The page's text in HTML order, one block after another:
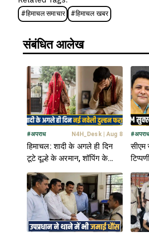
#हिमाचल समाचार #हिमाचल खबर
संबंधित आलेख
#अपराध N4H_Desk| Aug 8
हिमाचल: शादी के अगले ही दिन
टूटे दूल्हे के अरमान, शॉपिंग के
फरार
#